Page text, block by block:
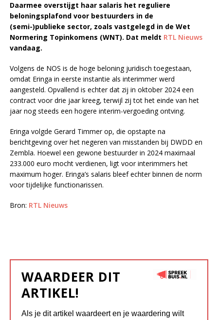
Daarmee overstijgt haar salaris het reguliere
beloningsplafond voor bestuurders in de
(semi-)publieke sector, zoals vastgelegd in de Wet
Normering Topinkomens (WNT). Dat meldt RTL Nieuws
vandaag.
Volgens de NOS is de hoge beloning juridisch toegestaan,
omdat Eringa in eerste instantie als interimmer werd
aangesteld. Opvallend is echter dat zij in oktober 2024 een
contract voor drie jaar kreeg, terwijl zij tot het einde van het
jaar nog steeds een hogere interim-vergoeding ontving.
Eringa volgde Gerard Timmer op, die opstapte na
berichtgeving over het negeren van misstanden bij DWDD en
Zembla. Hoewel een gewone bestuurder in 2024 maximaal
233.000 euro mocht verdienen, ligt voor interimmers het
maximum hoger. Eringa’s salaris bleef echter binnen de norm
voor tijdelijke functionarissen.
Bron: RTL Nieuws
WAARDEER DIT
ARTIKEL!
Als je dit artikel waardeert en je waardering wilt